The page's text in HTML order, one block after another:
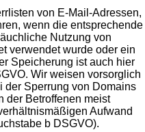
von E-Mail-Adressen,
wenn die entsprechende
Nutzung von
verwendet wurde oder ein
Speicherung ist auch hier
Wir weisen vorsorglich
der Sperrung von Domains
der Betroffenen meist
Aufwand
b DSGVO).